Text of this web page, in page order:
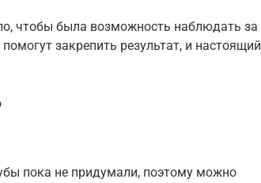
чтобы была возможность наблюдать за
закрепить результат, и настоящий
пока не придумали, поэтому можно